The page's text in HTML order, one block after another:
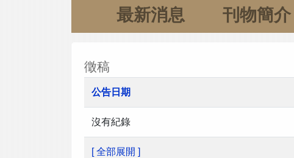
最新消息 刊物簡介
徵稿
公告日期
沒有紀錄
[ 全部展開 ]